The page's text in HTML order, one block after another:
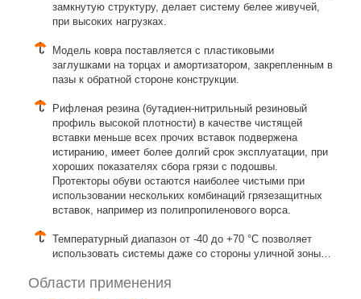
замкнутую структуру, делает систему белее живучей,
при высоких нагрузках.
Модель ковра поставляется с пластиковыми
заглушками на торцах и амортизатором, закрепленным в
пазы к обратной стороне конструкции.
Рифленая резина (бутадиен-нитрильный резиновый
профиль высокой плотности) в качестве чистящей
вставки меньше всех прочих вставок подвержена
истиранию, имеет более долгий срок эксплуатации, при
хороших показателях сбора грязи с подошвы.
Протекторы обуви остаются наиболее чистыми при
использовании нескольких комбинаций грязезащитных
вставок, например из полипропиленового ворса.
Температурный диапазон от -40 до +70 °C позволяет
использовать системы даже со стороны уличной зоны…
Области применения